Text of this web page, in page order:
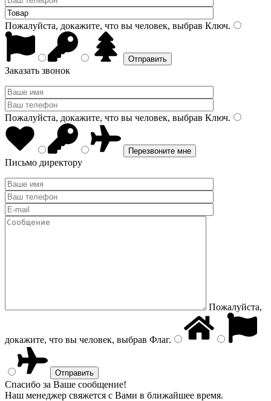
Пожалуйста, докажите, что вы человек, выбрав Ключ.
Заказать звонок
Пожалуйста, докажите, что вы человек, выбрав Ключ.
Письмо директору
Пожалуйста,
докажите, что вы человек, выбрав Флаг.
Спасибо за Ваше сообщение!
Наш менеджер свяжется с Вами в ближайшее время.